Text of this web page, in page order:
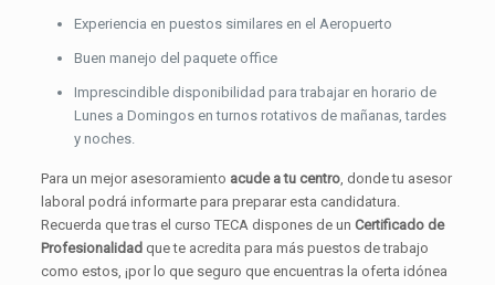
Experiencia en puestos similares en el Aeropuerto
Buen manejo del paquete office
Imprescindible disponibilidad para trabajar en horario de
Lunes a Domingos en turnos rotativos de mañanas, tardes
y noches.
Para un mejor asesoramiento acude a tu centro, donde tu asesor
laboral podrá informarte para preparar esta candidatura.
Recuerda que tras el curso TECA dispones de un Certificado de
Profesionalidadque te acredita para más puestos de trabajo
como estos, ¡por lo que seguro que encuentras la oferta idónea